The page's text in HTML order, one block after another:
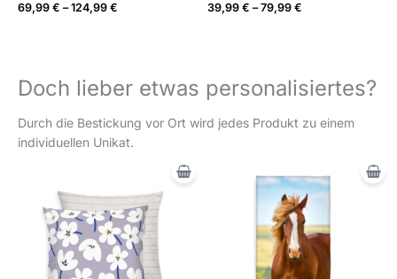
69,99 € –124,99 € 39,99 € –79,99 €
Doch lieber etwas personalisiertes?
Durch die Bestickung vor Ort wird jedes Produkt zu einem
individuellen Unikat.